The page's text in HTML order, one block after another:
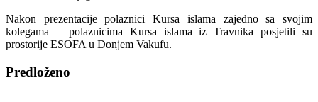
Nakon prezentacije polaznici Kursa islama zajedno sa svojim
kolegama – polaznicima Kursa islama iz Travnika posjetili su
prostorije ESOFA u Donjem Vakufu.
Predloženo